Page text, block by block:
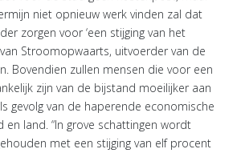
niet opnieuw werk vinden zal dat
zorgen voor ‘een stijging van het
Stroomopwaarts, uitvoerder van de
Bovendien zullen mensen die voor een
zijn van de bijstand moeilijker aan
gevolg van de haperende economische
en land. “In grove schattingen wordt
met een stijging van elf procent